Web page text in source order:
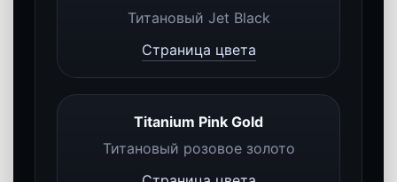
хочет хранить максимум фото,
мультимедиа на одном
устройстве.
Открыть 1 TB